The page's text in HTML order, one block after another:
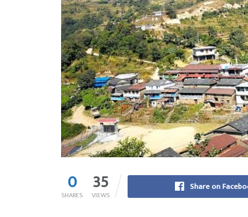
0
SHARES 35
VIEWS
Share on